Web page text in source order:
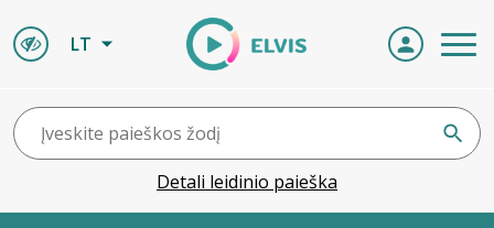
LT
Detali leidinio paieška